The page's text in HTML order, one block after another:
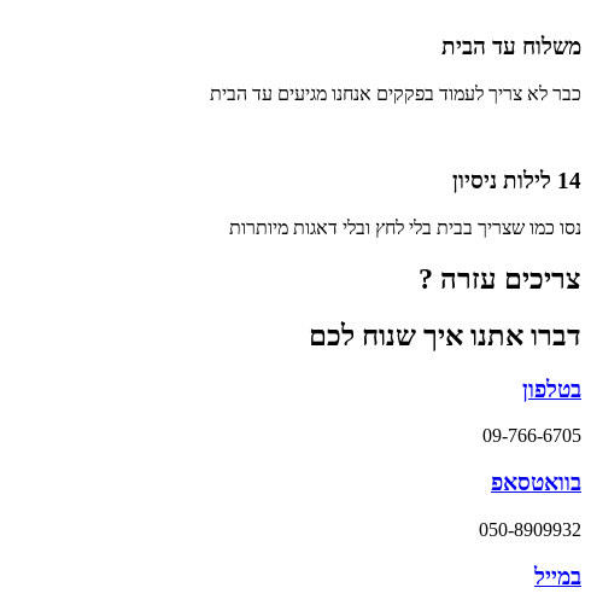
משלוח עד הבית
כבר לא צריך לעמוד בפקקים אנחנו מגיעים עד הבית
14 לילות ניסיון
נסו כמו שצריך בבית בלי לחץ ובלי דאגות מיותרות
צריכים עזרה ?
דברו אתנו איך שנוח לכם
בטלפון
09-766-6705
בוואטסאפ
050-8909932
במייל